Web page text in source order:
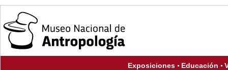
Exposiciones Educación